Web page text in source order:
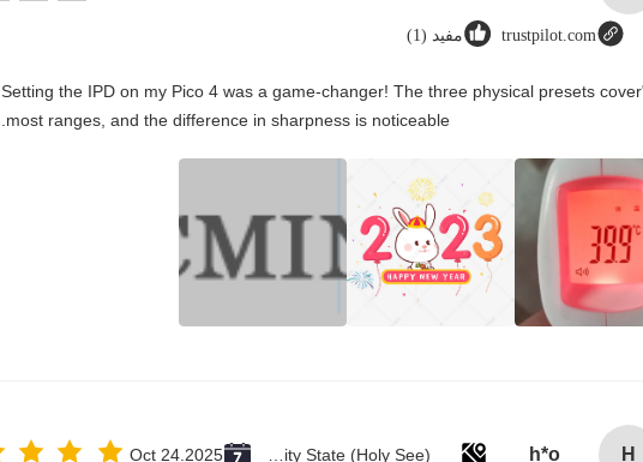
trustpilot.com مفيد (1)
"Setting the IPD on my Pico 4 was a game-changer! The three physical presets cover
most ranges, and the difference in sharpness is noticeable.
H
h*o
Oct 24.2025